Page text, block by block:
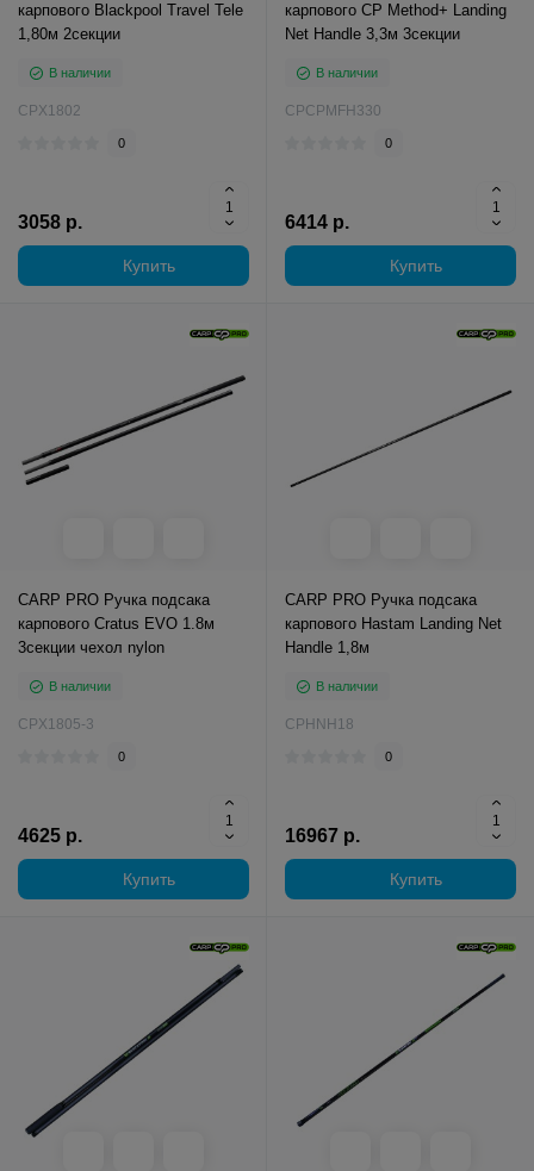
карпового Blackpool Travel Tele
1,80м 2секции
В наличии
CPX1802
0
3058 р.
Купить
карпового CP Method+ Landing
Net Handle 3,3м 3секции
В наличии
CPCPMFH330
0
6414 р.
Купить
CARP PRO Ручка подсака
карпового Cratus EVO 1.8м
3секции чехол nylon
В наличии
CPX1805-3
0
4625 р.
Купить
CARP PRO Ручка подсака
карпового Hastam Landing Net
Handle 1,8м
В наличии
CPHNH18
0
16967 р.
Купить